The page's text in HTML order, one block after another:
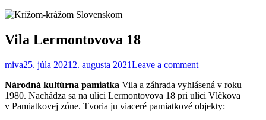
Vila Lermontovova 18
miva25. júla 2021 2. augusta 2021Leave a comment
Národná kultúrna pamiatka Vila a záhrada vyhlásená v roku
1980. Nachádza sa na ulici Lermontovova 18 pri ulici Vlčkova
v Pamiatkovej zóne. Tvoria ju viaceré pamiatkové objekty: